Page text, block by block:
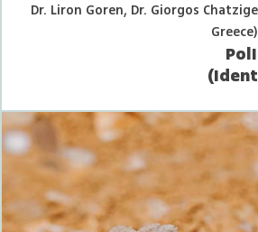
Dr. Liron Goren, Dr. Giorgos